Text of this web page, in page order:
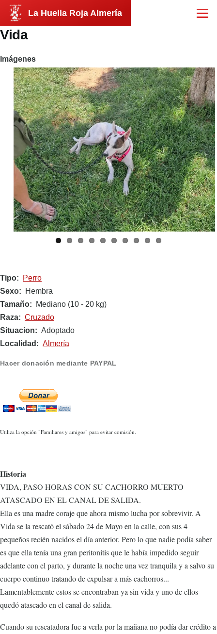
Pasar al contenido principal
La Huella Roja Almería Menú
Vida
Imágenes
Tipo
Perro
Sexo
Hembra
Tamaño
Mediano (10 - 20 kg)
Raza
Cruzado
Situacion
Adoptado
Localidad
Almería
Hacer donación mediante PAYPAL
Utiliza la opción "Familiares y amigos" para evitar comisión.
Historia
VIDA, PASO HORAS CON SU CACHORRO MUERTO
ATASCADO EN EL CANAL DE SALIDA.
Ella es una madre coraje que ahora mismo lucha por sobrevivir. A
Vida se la rescató el sábado 24 de Mayo en la calle, con sus 4
pequeños recién nacidos el día anterior. Pero lo que nadie podía saber
es que ella tenía una gran peritonitis que le había impedido seguir
adelante con el parto, y durante la noche una vez tranquila y a salvo su
cuerpo continuo tratando de expulsar a más cachorros...
Lamentablemente estos se encontraban ya sin vida y uno de ellos
quedó atascado en el canal de salida.
Cuando su rescatadora fue a verla por la mañana no podía dar crédito a